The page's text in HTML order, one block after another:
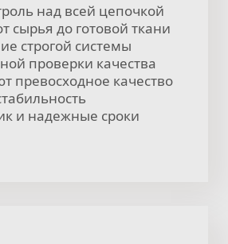
над всей цепочкой
сырья до готовой ткани
строгой системы
проверки качества
превосходное качество
и надежные сроки